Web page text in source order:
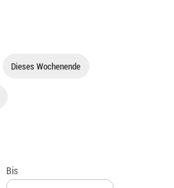
Dieses Wochenende
Bis